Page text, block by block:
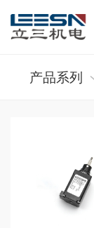
应用
产品系列